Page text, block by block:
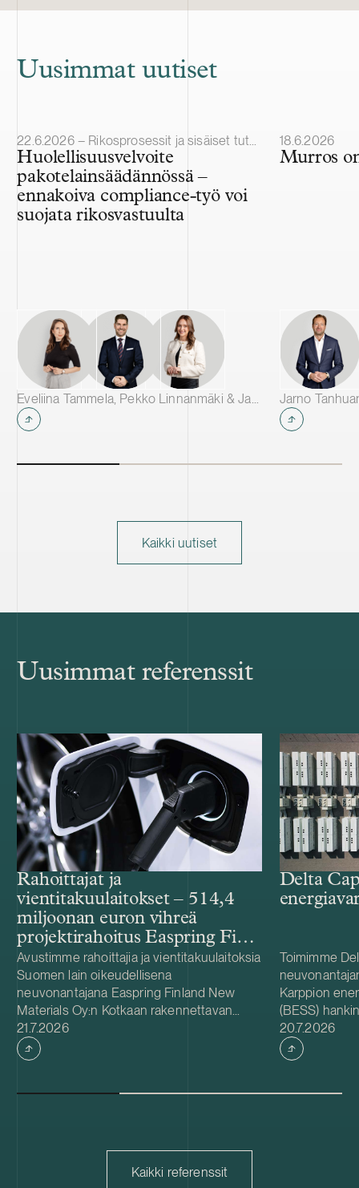
Uusimmat uutiset
Julkaistu
22.6.2026 – Rikosprosessit ja sisäiset tutkinnat
Huolellisuusvelvoite
pakotelainsäädännössä –
ennakoiva compliance-työ voi
suojata rikosvastuulta
Eveliina Tammela, Pekko Linnanmäki & Janina Assor
Julkaistu
18.6.2026
Murros
Jarno
Kaikki uutiset
Uusimmat referenssit
Rahoittajat ja
vientitakuulaitokset – 514,4
miljoonan euron vihreä
projektirahoitus Easpring Finland
New Materialsin CAM-
tehtaalle
Avustimme rahoittajia ja vientitakuulaitoksia
Suomen lain oikeudellisena
neuvonantajana Easpring Finland New
Materials Oy:n Kotkaan rakennettavan
katodiaktiivimateriaalia (CAM) valmistavan
tehtaan kehittämiseen ja rakentamiseen
liittyvässä 514,4 miljoonan euron vihreässä
Easpring Finland New Materials on Beijing
omistama yhteisyritys. Rahoituksen myönsi
kuusi kansainvälistä liikepankkia. Société
Julkaistu
21.7.2026
Delta
Toimimme
Karppion
(BESS)
Energyltä.
hankkeen
Foundationin
on 125 MW /
Julkaistu
20.7.2026
Kaikki referenssit